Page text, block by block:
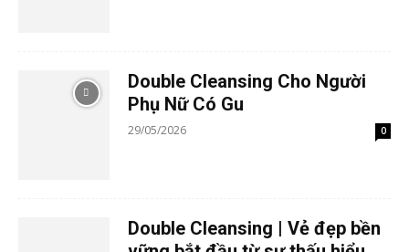
Double Cleansing Cho Người
Phụ Nữ Có Gu
29/05/2026 0
Double Cleansing | Vẻ đẹp bền